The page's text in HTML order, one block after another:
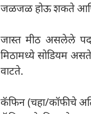
जळजळ होऊ शकते आणि
जास्त मीठ असलेले
मिठामध्ये सोडियम
वाटते.
कॅफिन (चहा/कॉफीचे